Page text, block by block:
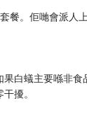
餐。佢哋會派人
白蟻主要喺非
擾。